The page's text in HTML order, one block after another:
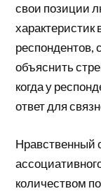
свои позиции
характеристик
респондентов,
объяснить
когда у
ответ для
Нравственный
количеством